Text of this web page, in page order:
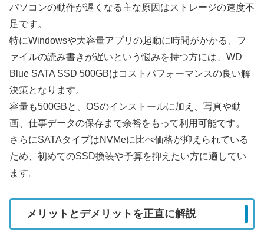
パソコンの動作が遅くなる主な原因はストレージの速度不
足です。
特にWindowsや大容量アプリの起動に時間がかかる、フ
ァイルの読み書きが遅いという悩みを持つ方には、WD
Blue SATA SSD 500GBはコストパフォーマンスの良い解
決策となります。
容量も500GBと、OSのインストールに加え、写真や動
画、仕事データの保存まで余裕をもって利用可能です。
さらにSATAタイプはNVMeに比べ価格が抑えられている
ため、初めてのSSD換装や予算を抑えたい方に適してい
ます。
メリットとデメリットを正直に解説